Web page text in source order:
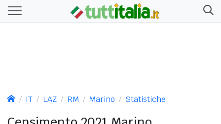
IT LAZ RM Marino Statistiche